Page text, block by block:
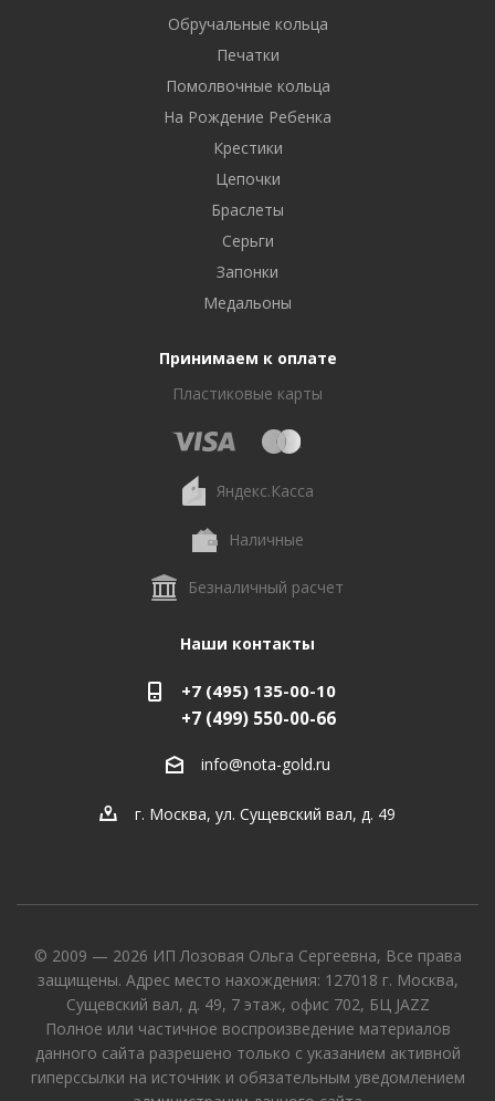
Обручальные кольца
Печатки
Помолвочные кольца
На Рождение Ребенка
Крестики
Цепочки
Браслеты
Серьги
Запонки
Медальоны
Принимаем к оплате
Пластиковые карты
Яндекс.Касса
Наличные
Безналичный расчет
Наши контакты
+7 (495) 135-00-10
+7 (499) 550-00-66
info@nota-gold.ru
г. Москва, ул. Сущевский вал, д. 49
© 2009 — 2026 ИП Лозовая Ольга Сергеевна, Все права
защищены. Адрес место нахождения: 127018 г. Москва,
Сущевский вал, д. 49, 7 этаж, офис 702, БЦ JAZZ
Полное или частичное воспроизведение материалов
данного сайта разрешено только с указанием активной
гиперссылки на источник и обязательным уведомлением